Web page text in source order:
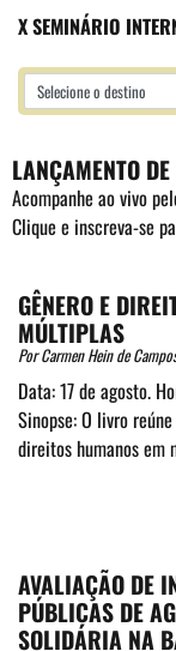
X SEMINÁRIO
LANÇAMENTO
Acompanhe ao vivo
Clique e inscreva-se
GÊNERO E
MÚLTIPLAS
Por Carmen Hein de
Data: 17 de agosto.
Sinopse: O livro
direitos humanos em
AVALIAÇÃO DE
PÚBLICAS DE
SOLIDÁRIA NA